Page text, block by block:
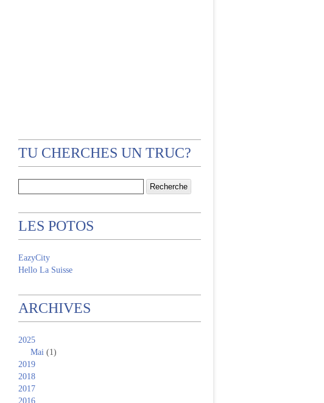
TU CHERCHES UN TRUC?
LES POTOS
EazyCity
Hello La Suisse
ARCHIVES
2025
Mai (1)
2019
2018
2017
2016